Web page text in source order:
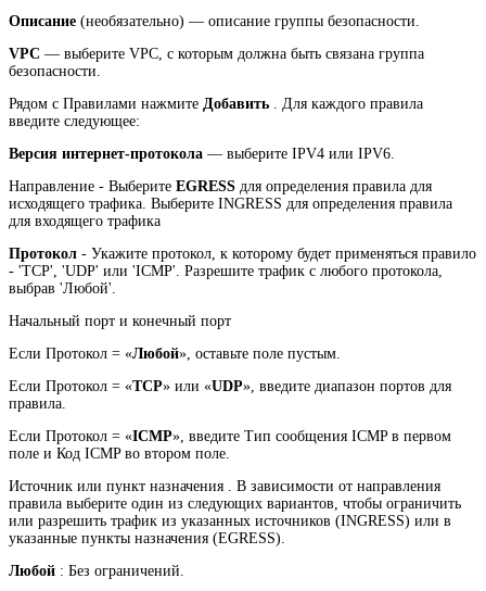
Описание (необязательно) — описание группы безопасности.
VPC — выберите VPC, с которым должна быть связана группа
безопасности.
Рядом с Правилами нажмите Добавить
. Для каждого правила
введите следующее:
Версия интернет-протокола — выберите IPV4 или IPV6.
Направление - Выберите EGRESS для определения правила для
исходящего трафика. Выберите INGRESS для определения правила
для входящего трафика
Протокол - Укажите протокол, к которому будет применяться правило
- 'TCP', 'UDP' или 'ICMP'. Разрешите трафик с любого протокола,
выбрав 'Любой'.
Начальный порт и конечный порт
Если Протокол = «Любой», оставьте поле пустым.
Если Протокол = «TCP» или «UDP», введите диапазон портов для
правила.
Если Протокол = «ICMP», введите Тип сообщения ICMP в первом
поле и Код ICMP во втором поле.
Источник или пункт назначения . В зависимости от направления
правила выберите один из следующих вариантов, чтобы ограничить
или разрешить трафик из указанных источников (INGRESS) или в
указанные пункты назначения (EGRESS).
Любой : Без ограничений.